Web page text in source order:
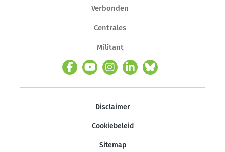
Verbonden
Centrales
Militant
Disclaimer
Cookiebeleid
Sitemap